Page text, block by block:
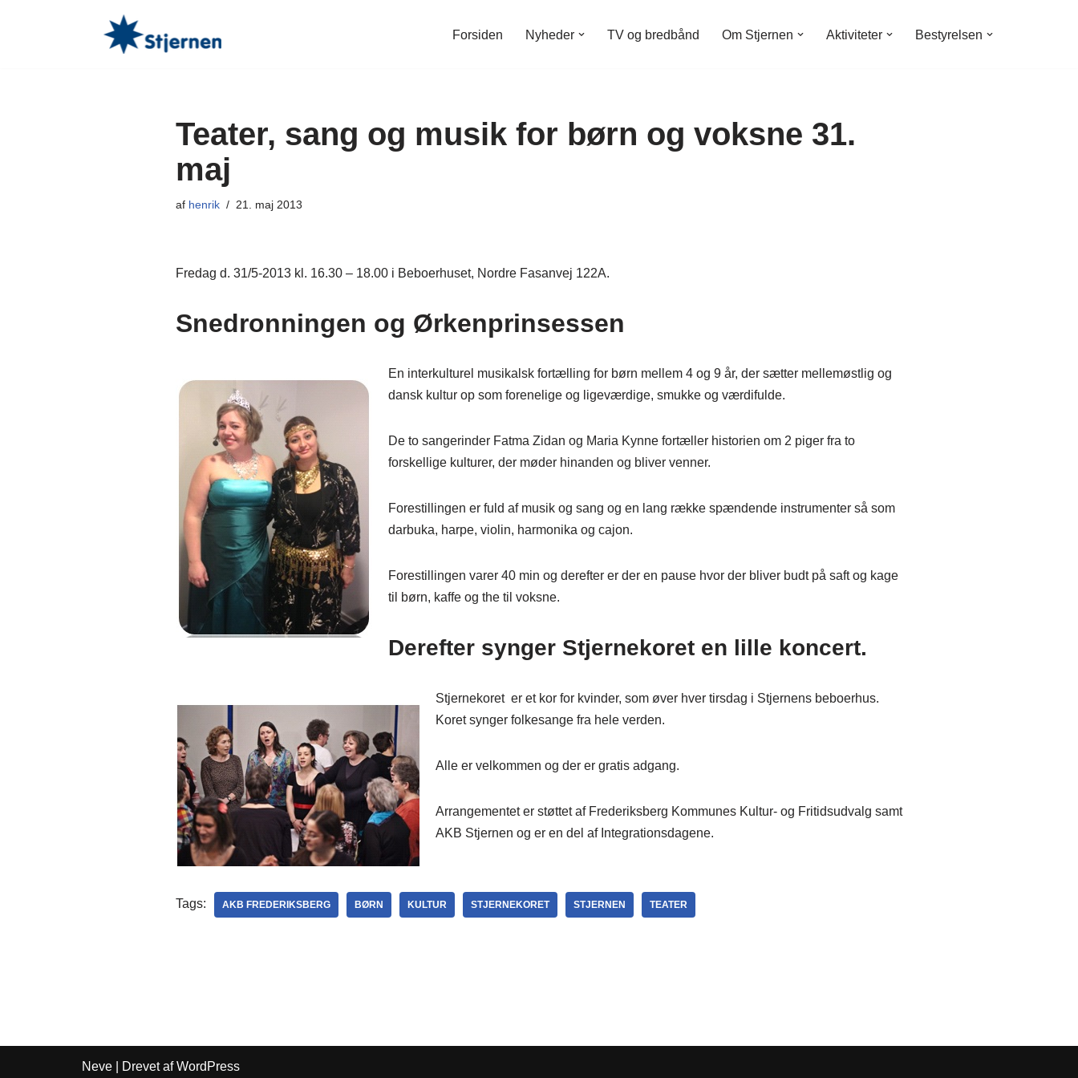
Forsiden Nyheder TV og bredbånd Om Stjernen Aktiviteter Bestyrelsen
Teater, sang og musik for børn og voksne 31.
maj
af henrik 21. maj 2013
Fredag d. 31/5-2013 kl. 16.30 – 18.00 i Beboerhuset, Nordre Fasanvej 122A.
Snedronningen og Ørkenprinsessen
En interkulturel musikalsk fortælling for børn mellem 4 og 9 år, der sætter mellemøstlig og
dansk kultur op som forenelige og ligeværdige, smukke og værdifulde.
De to sangerinder Fatma Zidan og Maria Kynne fortæller historien om 2 piger fra to
forskellige kulturer, der møder hinanden og bliver venner.
Forestillingen er fuld af musik og sang og en lang række spændende instrumenter så som
darbuka, harpe, violin, harmonika og cajon.
Forestillingen varer 40 min og derefter er der en pause hvor der bliver budt på saft og kage
til børn, kaffe og the til voksne.
Derefter synger Stjernekoret en lille koncert.
Stjernekoret er et kor for kvinder, som øver hver tirsdag i Stjernens beboerhus.
Koret synger folkesange fra hele verden.
Alle er velkommen og der er gratis adgang.
Arrangementet er støttet af Frederiksberg Kommunes Kultur- og Fritidsudvalg samt
AKB Stjernen og er en del af Integrationsdagene.
Tags: AKB FREDERIKSBERG BØRN KULTUR STJERNEKORET STJERNEN TEATER
Neve | Drevet afWordPress